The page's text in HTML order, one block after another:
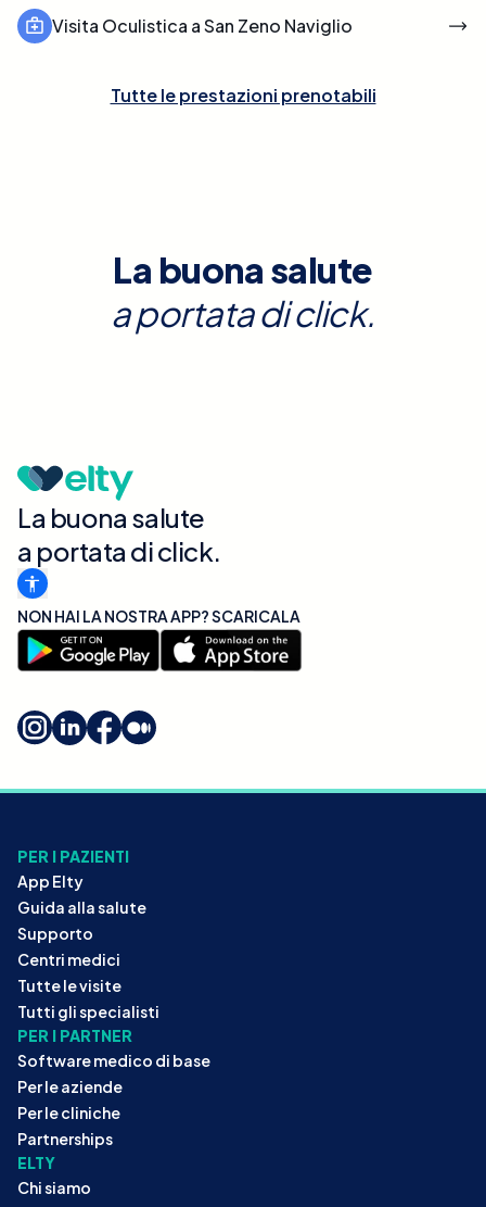
Visita Oculistica a San Zeno Naviglio
Tutte le prestazioni prenotabili
La buona salute
a portata di click.
La buona salute
a portata di click.
NON HAI LA NOSTRA APP? SCARICALA
PER I PAZIENTI
App Elty
Guida alla salute
Supporto
Centri medici
Tutte le visite
Tutti gli specialisti
PER I PARTNER
Software medico di base
Per le aziende
Per le cliniche
Partnerships
ELTY
Chi siamo